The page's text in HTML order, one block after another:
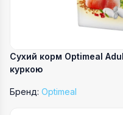
Сухий корм Optimeal
куркою
Бренд: Optimeal